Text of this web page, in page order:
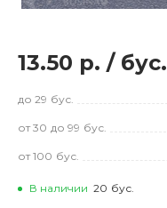
13.50 р. / бус.
до 29 бус.
от 30 до 99 бус.
от 100 бус.
В наличии 20 бус.